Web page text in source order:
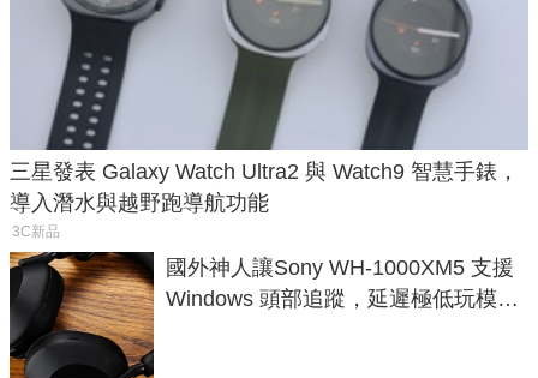
三星發表 Galaxy Watch Ultra2 與 Watch9 智慧手錶，
導入潛水與越野跑導航功能
3C新品
國外神人讓Sony WH-1000XM5 支援
Windows 頭部追蹤，延遲極低玩模擬